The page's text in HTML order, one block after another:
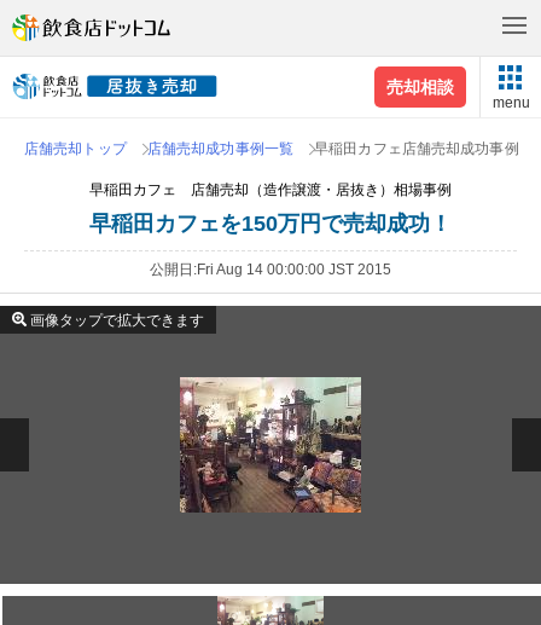
売却相談
menu
店舗売却トップ 店舗売却成功事例一覧 早稲田カフェ店舗売却成功事例
早稲田カフェ 店舗売却（造作譲渡・居抜き）相場事例
早稲田カフェを150万円で売却成功！
公開日 Fri Aug 14 00:00:00 JST 2015
画像タップで拡大できます